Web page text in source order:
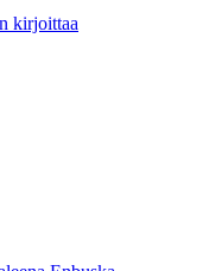
kirjoittaa